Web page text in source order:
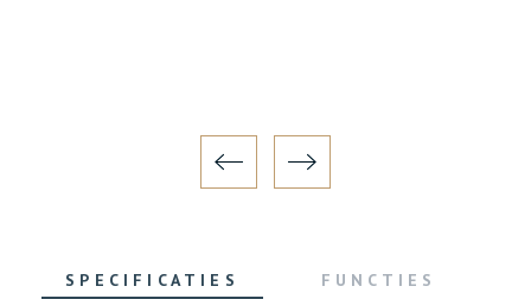
SPECIFICATIES FUNCTIES